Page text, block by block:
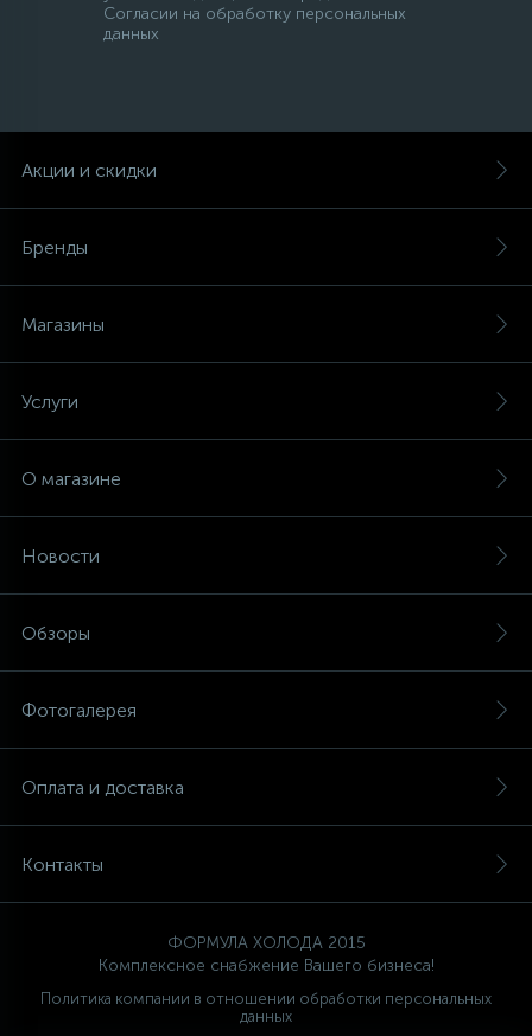
Согласии на обработку персональных
данных
Акции и скидки
Бренды
Магазины
Услуги
О магазине
Новости
Обзоры
Фотогалерея
Оплата и доставка
Контакты
ФОРМУЛА ХОЛОДА 2015
Комплексное снабжение Вашего бизнеса!
Политика компании в отношении обработки персональных
данных